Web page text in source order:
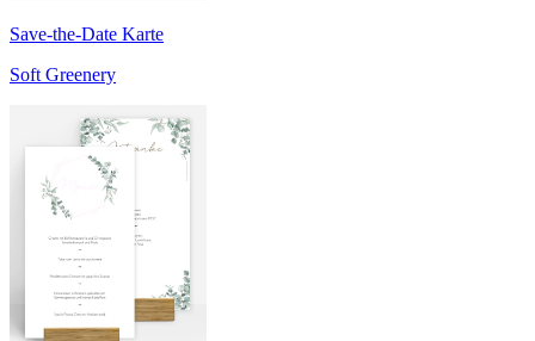
Save-the-Date Karte
Soft Greenery